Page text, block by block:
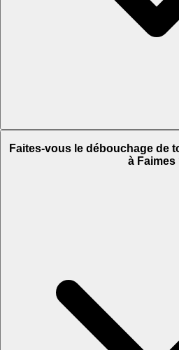
Faites-vous le débouchage de
à Faimes